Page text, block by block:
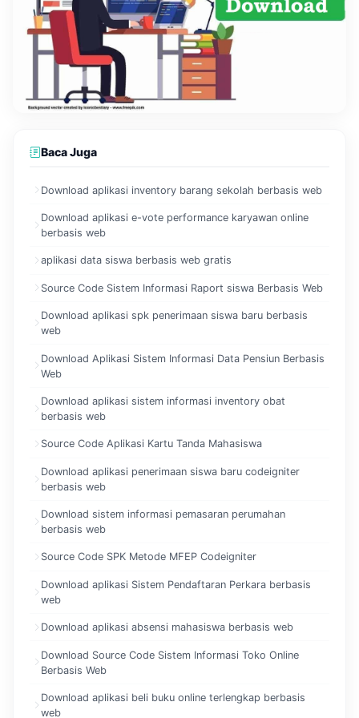
Baca Juga
Download aplikasi inventory barang sekolah berbasis web
Download aplikasi e-vote performance karyawan online
berbasis web
aplikasi data siswa berbasis web gratis
Source Code Sistem Informasi Raport siswa Berbasis Web
Download aplikasi spk penerimaan siswa baru berbasis
web
Download Aplikasi Sistem Informasi Data Pensiun Berbasis
Web
Download aplikasi sistem informasi inventory obat
berbasis web
Source Code Aplikasi Kartu Tanda Mahasiswa
Download aplikasi penerimaan siswa baru codeigniter
berbasis web
Download sistem informasi pemasaran perumahan
berbasis web
Source Code SPK Metode MFEP Codeigniter
Download aplikasi Sistem Pendaftaran Perkara berbasis
web
Download aplikasi absensi mahasiswa berbasis web
Download Source Code Sistem Informasi Toko Online
Berbasis Web
Download aplikasi beli buku online terlengkap berbasis
web